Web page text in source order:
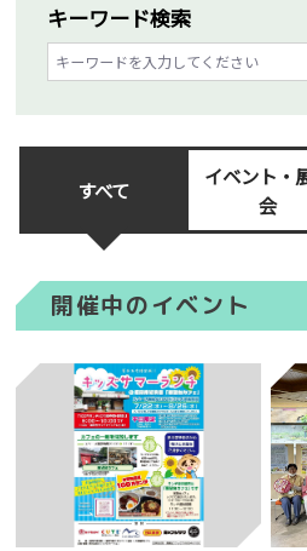
キーワード検索
すべて
イベント・
会
開催中のイベント